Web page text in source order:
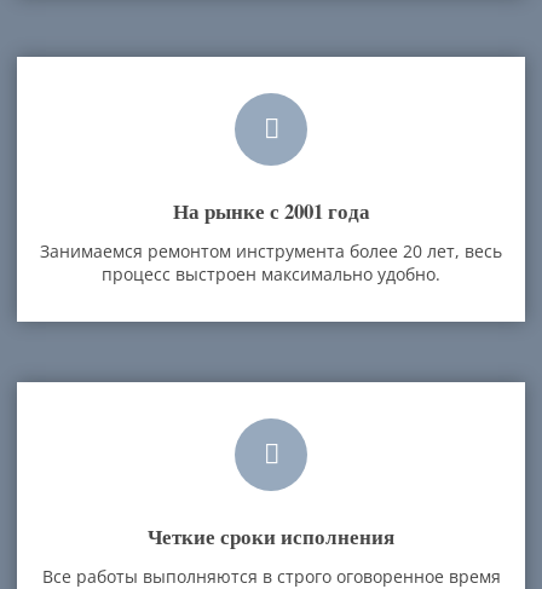
На рынке с 2001 года
Занимаемся ремонтом инструмента более 20 лет, весь
процесс выстроен максимально удобно.
Четкие сроки исполнения
Все работы выполняются в строго оговоренное время